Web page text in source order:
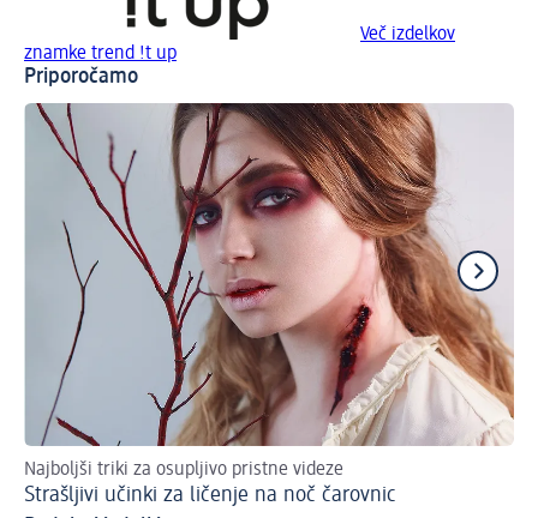
Več izdelkov
znamke trend !t up
Priporočamo
Najboljši triki za osupljivo pristne videze
Strašljivi učinki za ličenje na noč čarovnic